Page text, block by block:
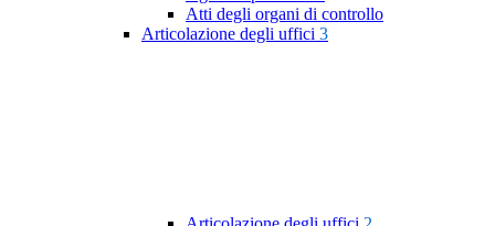
Atti degli organi di controllo
Articolazione degli uffici 3